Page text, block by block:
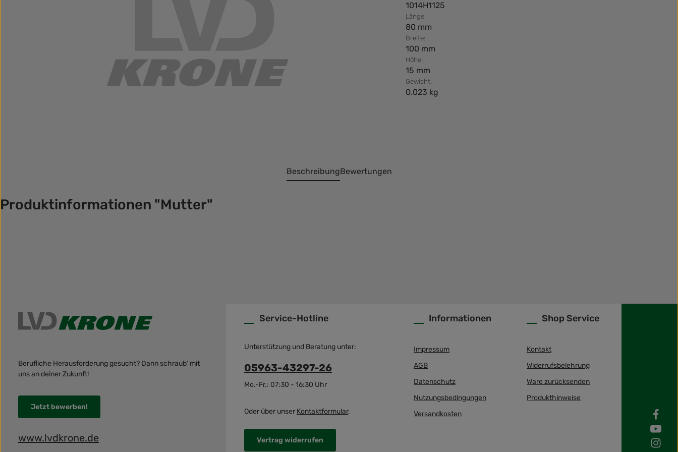
1014H1125
Länge:
80 mm
Breite:
100 mm
Höhe:
15 mm
Gewicht:
0.023 kg
BeschreibungBewertungen
Produktinformationen "Mutter"
Berufliche Herausforderung gesucht? Dann schraub' mit
uns an deiner Zukunft!
Jetzt bewerben!
www.lvdkrone.de
Service-Hotline
Unterstützung und Beratung unter:
05963-43297-26
Mo.-Fr.: 07:30 - 16:30 Uhr
Oder über unser Kontaktformular.
Vertrag widerrufen
Informationen
Impressum
AGB
Datenschutz
Nutzungsbedingungen
Versandkosten
Shop Service
Kontakt
Widerrufsbelehrung
Ware zurücksenden
Produkthinweise